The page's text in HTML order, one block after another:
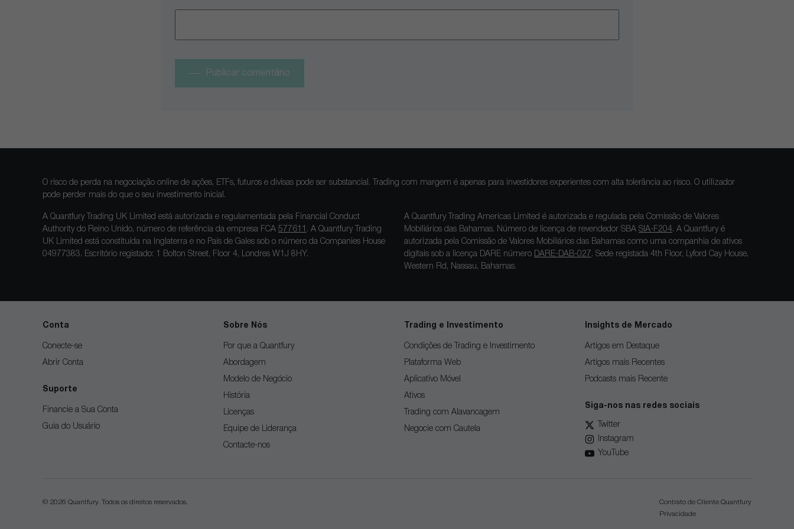
Publicar comentário
O risco de perda na negociação online de ações, ETFs, futuros e divisas pode ser substancial. Trading com margem é apenas para investidores experientes com alta tolerância ao risco. O utilizador
pode perder mais do que o seu investimento inicial.
A Quantfury Trading UK Limited está autorizada e regulamentada pela Financial Conduct
Authority do Reino Unido, número de referência da empresa FCA 577611 . A Quantfury Trading
UK Limited está constituída na Inglaterra e no País de Gales sob o número da Companies House
04977383. Escritório registado: 1 Bolton Street, Floor 4, Londres W1J 8HY.
A Quantfury Trading Americas Limited é autorizada e regulada pela Comissão de Valores
Mobiliários das Bahamas. Número de licença de revendedor SBA SIA-F204. A Quantfury é
autorizada pela Comissão de Valores Mobiliários das Bahamas como uma companhia de ativos
digitais sob a licença DARE número DARE-DAB-027 . Sede registada 4th Floor, Lyford Cay House,
Western Rd, Nassau, Bahamas.
Conta
Conecte-se
Abrir Conta
Suporte
Financie a Sua Conta
Guia do Usuário
Sobre Nós
Por que a Quantfury
Abordagem
Modelo de Negócio
História
Licenças
Equipe de Liderança
Contacte-nos
Trading e Investimento
Condições de Trading e Investimento
Plataforma Web
Aplicativo Móvel
Ativos
Trading com Alavancagem
Negocie com Cautela
Insights de Mercado
Artigos em Destaque
Artigos mais Recentes
Podcasts mais Recente
Siga-nos nas redes sociais
Twitter
Instagram
YouTube
© 2026 Quantfury. Todos os direitos reservados.
Contrato de Cliente Quantfury
Privacidade